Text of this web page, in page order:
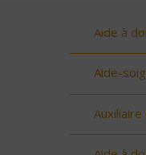
Aide à
Aide-